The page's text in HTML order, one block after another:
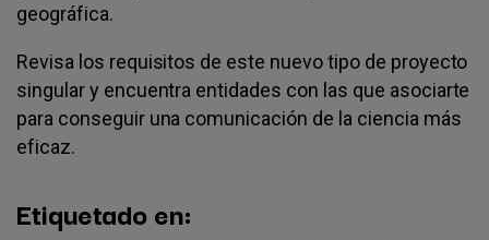
geográfica.
Revisa los requisitos de este nuevo tipo de proyecto
singular y encuentra entidades con las que asociarte
para conseguir una comunicación de la ciencia más
eficaz.
Etiquetado en: